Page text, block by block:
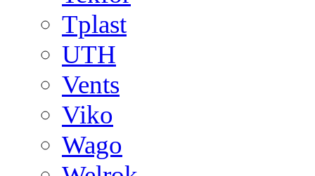
Tplast
UTH
Vents
Viko
Wago